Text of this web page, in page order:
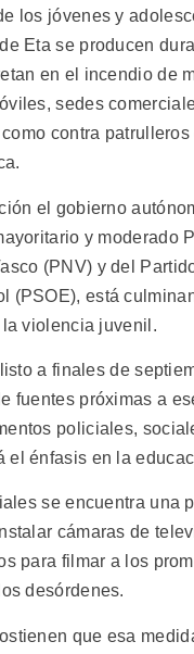
los jóvenes y
Eta se producen
en el incendio de
sedes
contra
el gobierno
y moderado
(PNV) y del
(PSOE), está
violencia juvenil.
a finales de
fuentes próximas a
policiales,
el énfasis en la
se encuentra una
cámaras de
para filmar a los
desórdenes.
que esa